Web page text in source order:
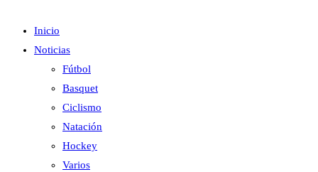
Inicio
Noticias
Fútbol
Basquet
Ciclismo
Natación
Hockey
Varios